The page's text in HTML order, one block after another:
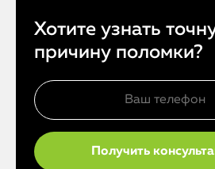
Хотите узнать
причину поломки?